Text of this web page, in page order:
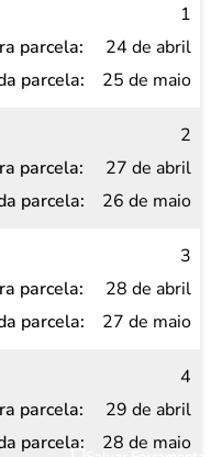
1
24 de abril
25 de maio
2
27 de abril
26 de maio
3
28 de abril
27 de maio
4
29 de abril
28 de maio